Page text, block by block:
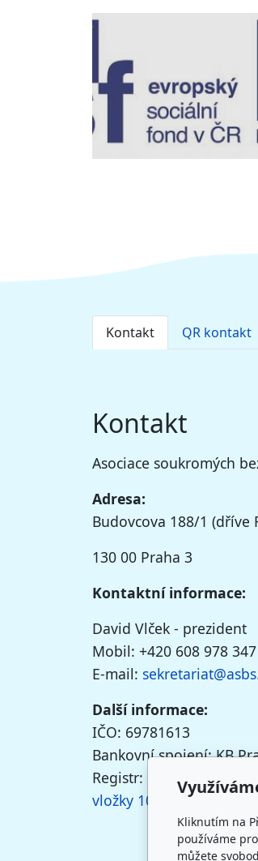
Kontakt QR kontakt
Kontakt
Asociace soukromých
Adresa:
Budovcova 188/1 (dříve
130 00 Praha 3
Kontaktní informace:
David Vlček - prezident
Mobil: +420 608 978 347
E-mail:
Další informace:
IČO: 69781613
Bankovní spojení: KB
Registr:
Registrováno u
vložky 10266
Kliknutím na
používáme
můžete